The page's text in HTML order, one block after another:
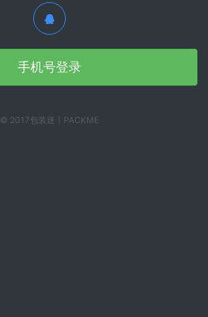
手机号登录
© 2017包装迷丨PACKME